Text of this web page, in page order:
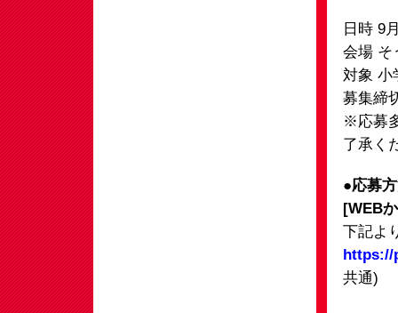
日時 9
会場 そ
対象 小
募集締
※応募
了承く
●応募
[WEB
下記よ
https://
共通)